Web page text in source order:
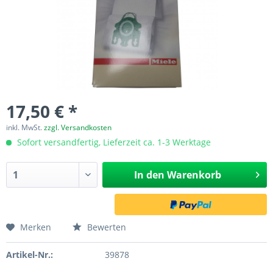
17,50 € *
inkl. MwSt.zzgl. Versandkosten
Sofort versandfertig, Lieferzeit ca. 1-3 Werktage
In den Warenkorb
Merken Bewerten
Artikel-Nr.: 39878